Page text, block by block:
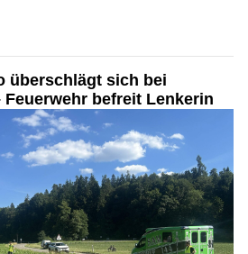
überschlägt sich bei
befreit Lenkerin